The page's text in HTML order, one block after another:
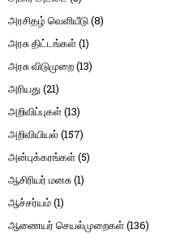
அரசிதழ் வெளியீடு(8)
அரசு திட்டங்கள்(1)
அரசு விடுமுறை(13)
அரியது(21)
அறிவிப்புகள்(13)
அறிவியியல் (157)
அன்புக்கரங்கள்(5)
ஆசிரியர் மனசு(1)
ஆச்சர்யம்(1)
ஆணையர் செயல்முறைகள்(136)